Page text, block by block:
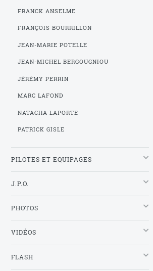
FRANCK ANSELME
FRANÇOIS BOURRILLON
JEAN-MARIE POTELLE
JEAN-MICHEL BERGOUGNIOU
JÉRÉMY PERRIN
MARC LAFOND
NATACHA LAPORTE
PATRICK GISLE
PILOTES ET EQUIPAGES
J.P.O.
PHOTOS
VIDÉOS
FLASH